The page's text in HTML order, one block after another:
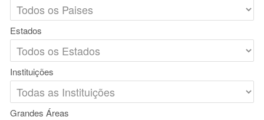
Estados
Instituições
Grandes Áreas